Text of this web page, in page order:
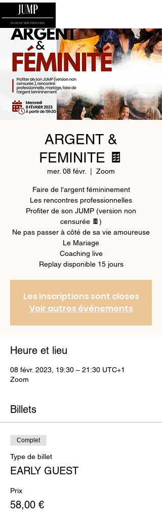
ARGENT &
FEMINITE 🍫
mer. 08 févr. Zoom
Faire de l'argent fémininement
Les rencontres professionnelles
Profiter de son JUMP (version non
censurée 🍫)
Ne pas passer à côté de sa vie amoureuse
Le Mariage
Coaching live
Replay disponible 15 jours
Les inscriptions sont closes
Voir autres événements
Heure et lieu
08 févr. 2023, 19:30 – 21:30 UTC+1
Zoom
Billets
Complet
Type de billet
EARLY GUEST
Prix
58,00 €